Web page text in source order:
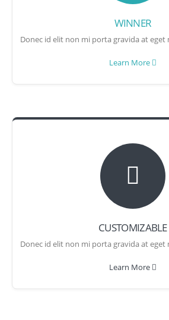
WINNER
Donec id elit non mi porta gravida at eget
Learn More
CUSTOMIZABLE
Donec id elit non mi porta gravida at eget
Learn More